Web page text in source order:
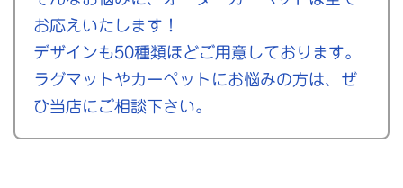
お応えいたします！
デザインも50種類ほどご用意しております。
ラグマットやカーペットにお悩みの方は、ぜ
ひ当店にご相談下さい。